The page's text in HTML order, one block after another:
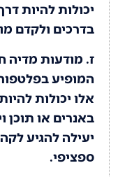
יכולות להיות
בדרכים ולקדם
ז. מודעות מדיה
המופיע
אלו יכולות
באנרים או תוכן
יעילה להגיע
ספציפי.